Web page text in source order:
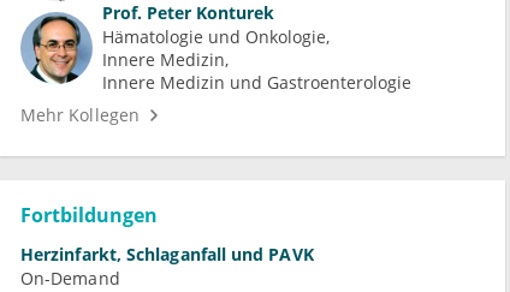
Prof. Peter Konturek
Hämatologie und Onkologie
Innere Medizin
Innere Medizin und Gastroenterologie
Mehr Kollegen
Fortbildungen
Herzinfarkt, Schlaganfall und PAVK
On-Demand